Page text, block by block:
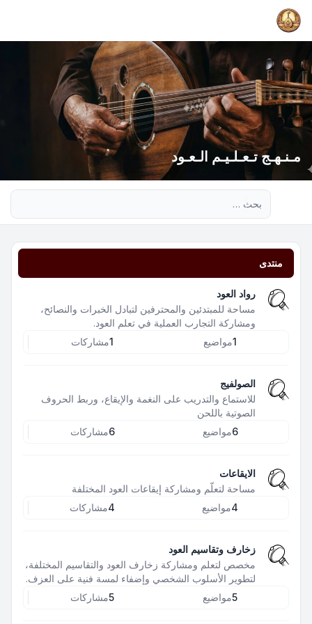
مـنـهـج تـعـلـيـم الـعـود
منتدى
رواد العود
مساحة للمبتدئين والمحترفين لتبادل الخبرات والنصائح،
ومشاركة التجارب العملية في تعلم العود.
1مواضيع 1مشاركات
الصولفيج
للاستماع والتدريب على النغمة والإيقاع، وربط الحروف
الصوتية باللحن
6مواضيع 6مشاركات
الايقاعات
مساحة لتعلّم ومشاركة إيقاعات العود المختلفة
4مواضيع 4مشاركات
زخارف وتقاسيم العود
مخصص لتعلم ومشاركة زخارف العود والتقاسيم المختلفة،
لتطوير الأسلوب الشخصي وإضفاء لمسة فنية على العزف.
5مواضيع 5مشاركات